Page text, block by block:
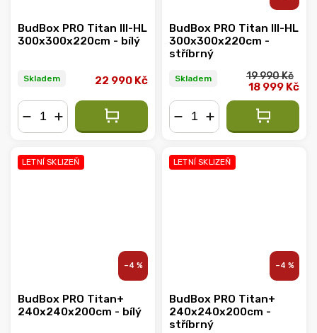
BudBox PRO Titan III-HL
300x300x220cm - bílý
Skladem 22 990 Kč
BudBox PRO Titan III-HL
300x300x220cm -
stříbrný
Skladem 19 990 Kč
18 999 Kč
LETNÍ SKLIZEŇ
–4 %
BudBox PRO Titan+
240x240x200cm - bílý
LETNÍ SKLIZEŇ
–4 %
BudBox PRO Titan+
240x240x200cm -
stříbrný